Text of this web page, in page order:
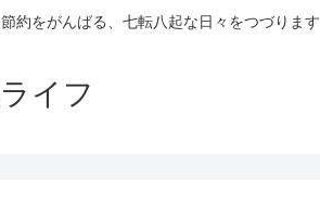
約をがんばる、七転八起な日々をつづります
イフ